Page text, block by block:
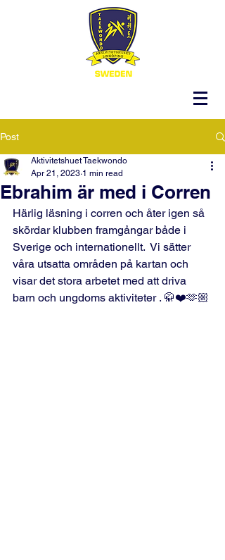
Post
Ebrahim är med i Corren
Aktivitetshuet Taekwondo
Apr 21, 2023 1 min read
Härlig läsning i corren och åter igen så
skördar klubben framgångar både i
Sverige och internationellt.  Vi sätter
våra utsatta områden på kartan och
visar det stora arbetet med att driva
barn och ungdoms aktiviteter . 🥋❤️🫶🏼